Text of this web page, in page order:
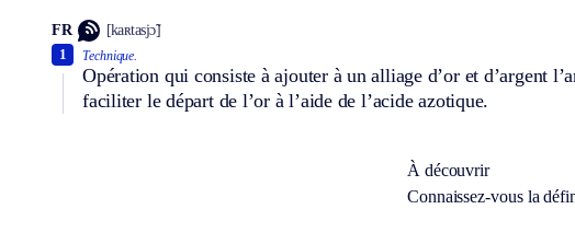
FR [kaʀtasjɔ̃]
Technique.
Opération qui consiste à ajouter à un alliage d’or et d’argent
faciliter le départ de l’or à l’aide de l’acide azotique.
1
À découvrir
Connaissez-vous la